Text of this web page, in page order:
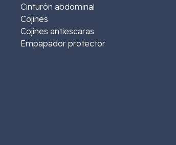
Cinturón abdominal
Cojines
Cojines antiescaras
Empapador protector